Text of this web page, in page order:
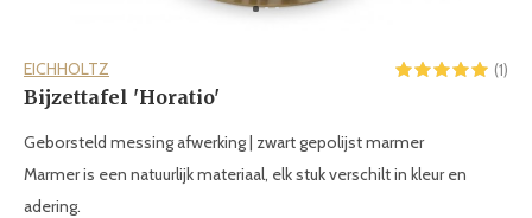
EICHHOLTZ (1)
Bijzettafel 'Horatio'
Geborsteld messing afwerking | zwart gepolijst marmer
Marmer is een natuurlijk materiaal, elk stuk verschilt in kleur en
adering.